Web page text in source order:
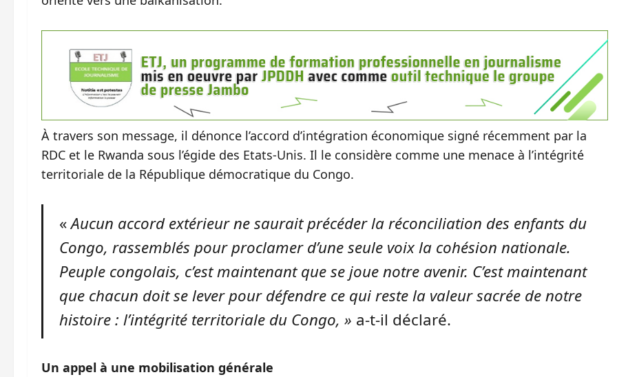
À travers son message, il dénonce l’accord d’intégration économique signé récemment par la
RDC et le Rwanda sous l’égide des Etats-Unis. Il le considère comme une menace à l’intégrité
territoriale de la République démocratique du Congo.
«Aucun accord extérieur ne saurait précéder la réconciliation des enfants du
Congo, rassemblés pour proclamer d’une seule voix la cohésion nationale.
Peuple congolais, c’est maintenant que se joue notre avenir. C’est maintenant
que chacun doit se lever pour défendre ce qui reste la valeur sacrée de notre
histoire : l’intégrité territoriale du Congo, » a-t-il déclaré.
Un appel à une mobilisation générale